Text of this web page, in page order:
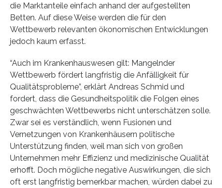
die Marktanteile einfach anhand der aufgestellten
Betten. Auf diese Weise werden die für den
Wettbewerb relevanten ökonomischen Entwicklungen
jedoch kaum erfasst.
“Auch im Krankenhauswesen gilt: Mangelnder
Wettbewerb fördert langfristig die Anfälligkeit für
Qualitätsprobleme”, erklärt Andreas Schmid und
fordert, dass die Gesundheitspolitik die Folgen eines
geschwächten Wettbewerbs nicht unterschätzen solle.
Zwar sei es verständlich, wenn Fusionen und
Vernetzungen von Krankenhäusern politische
Unterstützung finden, weil man sich von großen
Unternehmen mehr Effizienz und medizinische Qualität
erhofft. Doch mögliche negative Auswirkungen, die sich
oft erst langfristig bemerkbar machen, würden dabei zu